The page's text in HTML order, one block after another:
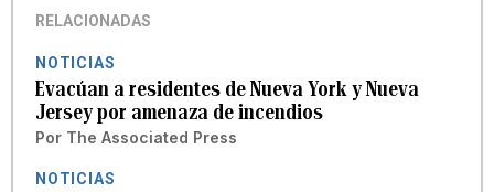
RELACIONADAS
NOTICIAS
Evacúan a residentes de Nueva York y Nueva
Jersey por amenaza de incendios
Por The Associated Press
NOTICIAS